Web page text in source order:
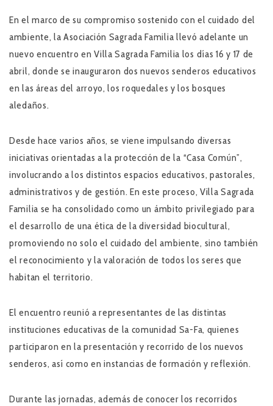
En el marco de su compromiso sostenido con el cuidado del
ambiente, la Asociación Sagrada Familia llevó adelante un
nuevo encuentro en Villa Sagrada Familia los días 16 y 17 de
abril, donde se inauguraron dos nuevos senderos educativos
en las áreas del arroyo, los roquedales y los bosques
aledaños.
Desde hace varios años, se viene impulsando diversas
iniciativas orientadas a la protección de la “Casa Común”,
involucrando a los distintos espacios educativos, pastorales,
administrativos y de gestión. En este proceso, Villa Sagrada
Familia se ha consolidado como un ámbito privilegiado para
el desarrollo de una ética de la diversidad biocultural,
promoviendo no solo el cuidado del ambiente, sino también
el reconocimiento y la valoración de todos los seres que
habitan el territorio.
El encuentro reunió a representantes de las distintas
instituciones educativas de la comunidad Sa-Fa, quienes
participaron en la presentación y recorrido de los nuevos
senderos, así como en instancias de formación y reflexión.
Durante las jornadas, además de conocer los recorridos